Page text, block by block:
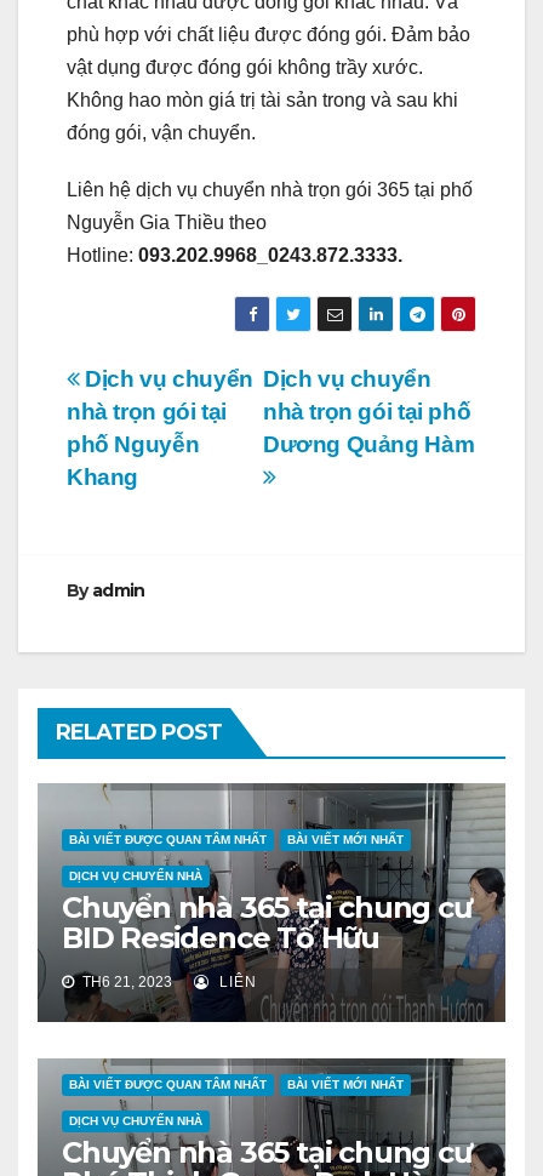
phù hợp với chất liệu được đóng gói. Đảm bảo
vật dụng được đóng gói không trầy xước.
Không hao mòn giá trị tài sản trong và sau khi
đóng gói, vận chuyển.
Liên hệ dịch vụ chuyển nhà trọn gói 365 tại phố
Nguyễn Gia Thiều theo
Hotline: 093.202.9968_0243.872.3333.
Điều
hướng
bài
Dịch vụ chuyển
nhà trọn gói tại phố
Dương Quảng Hàm
Dịch vụ chuyển
nhà trọn gói tại
phố Nguyễn
Khang
Byadmin
RELATED POST
BÀI VIẾT ĐƯỢC QUAN TÂM NHẤT BÀI VIẾT MỚI NHẤT
DỊCH VỤ CHUYỂN NHÀ
Chuyển nhà 365 tại chung cư
BID Residence Tố Hữu
TH6 21, 2023 LIÊN
BÀI VIẾT ĐƯỢC QUAN TÂM NHẤT BÀI VIẾT MỚI NHẤT
DỊCH VỤ CHUYỂN NHÀ
Chuyển nhà 365 tại chung cư